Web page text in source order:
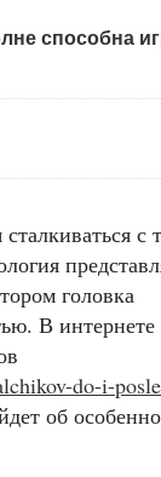
способна
с
головка
В
do-i-
об